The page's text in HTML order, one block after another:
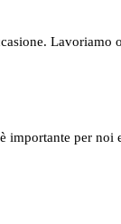
Lavoriamo
importante per noi